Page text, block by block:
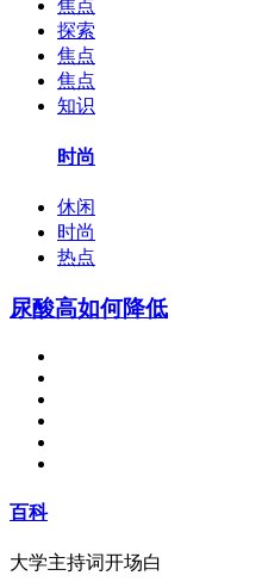
焦点
探索
焦点
焦点
知识
时尚
休闲
时尚
热点
尿酸高如何降低
百科
大学主持词开场白